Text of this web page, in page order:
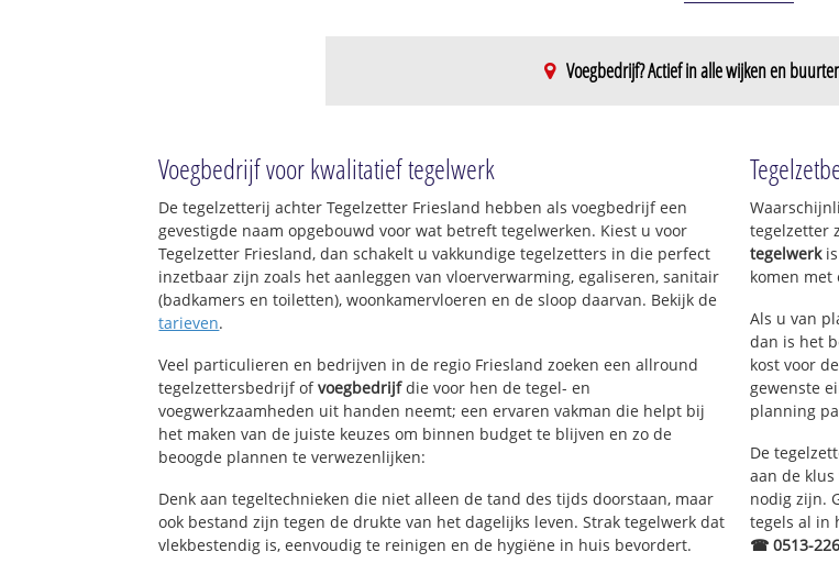
Voegbedrijf? Actief in alle wijken en
Voegbedrijf voor kwalitatief tegelwerk
De tegelzetterij achter Tegelzetter Friesland hebben als voegbedrijf een
gevestigde naam opgebouwd voor wat betreft tegelwerken. Kiest u voor
Tegelzetter Friesland, dan schakelt u vakkundige tegelzetters in die perfect
inzetbaar zijn zoals het aanleggen van vloerverwarming, egaliseren, sanitair
(badkamers en toiletten), woonkamervloeren en de sloop daarvan. Bekijk de
tarieven.
Veel particulieren en bedrijven in de regio Friesland zoeken een allround
tegelzettersbedrijf ofvoegbedrijfdie voor hen de tegel- en
voegwerkzaamheden uit handen neemt; een ervaren vakman die helpt bij
het maken van de juiste keuzes om binnen budget te blijven en zo de
beoogde plannen te verwezenlijken:
Denk aan tegeltechnieken die niet alleen de tand des tijds doorstaan, maar
ook bestand zijn tegen de drukte van het dagelijks leven. Strak tegelwerk dat
vlekbestendig is, eenvoudig te reinigen en de hygiëne in huis bevordert.
tegelzetter
tegelwerkis
komen met
Als u van
dan is het
kost voor
gewenste
planning
De
aan de
nodig zijn.
tegels al in
☎ 0513-